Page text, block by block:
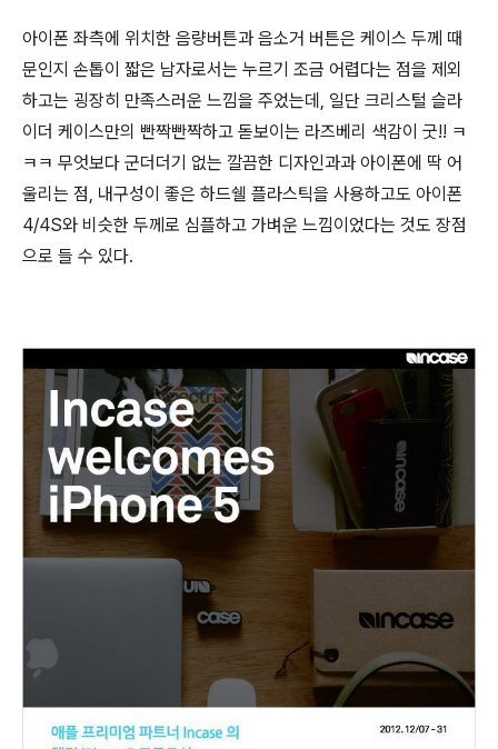
아이폰 좌측에 위치한 음량버튼과 음소거 버튼은 케이스 두께 때
문인지 손톱이 짧은 남자로서는 누르기 조금 어렵다는 점을 제외
하고는 굉장히 만족스러운 느낌을 주었는데, 일단 크리스털 슬라
이더 케이스만의 빤짝빤짝하고 돋보이는 라즈베리 색감이 굿!! ㅋ
ㅋㅋ 무엇보다 군더더기 없는 깔끔한 디자인과과 아이폰에 딱 어
울리는 점, 내구성이 좋은 하드쉘 플라스틱을 사용하고도 아이폰
4/4S와 비슷한 두께로 심플하고 가벼운 느낌이었다는 것도 장점
으로 들 수 있다.